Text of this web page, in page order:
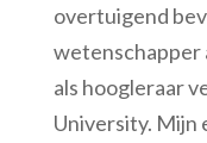
overtuigend
wetenschapper
als hoogleraar
University. Mijn